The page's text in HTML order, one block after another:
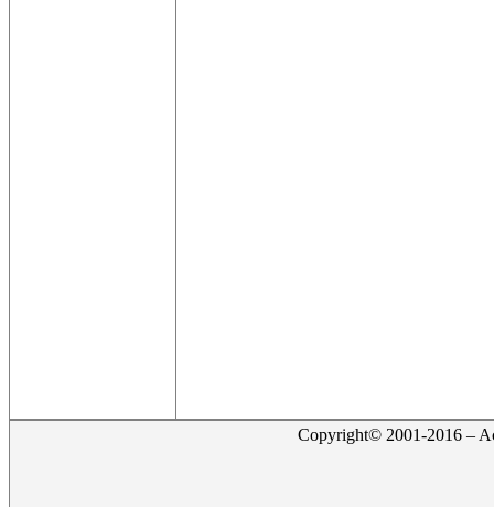
Copyright© 2001-2016 –